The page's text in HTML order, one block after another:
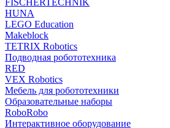
FISCHERTECHNIK
HUNA
LEGO Education
Makeblock
TETRIX Robotics
Подводная робототехника
RED
VEX Robotics
Мебель для робототехники
Образовательные наборы
RoboRobo
Интерактивное оборудование